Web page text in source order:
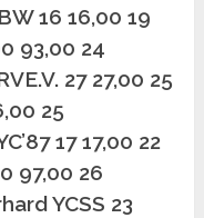
16 16,00 19
93,00 24
27 27,00 25
25
17 17,00 22
97,00 26
YCSS 23